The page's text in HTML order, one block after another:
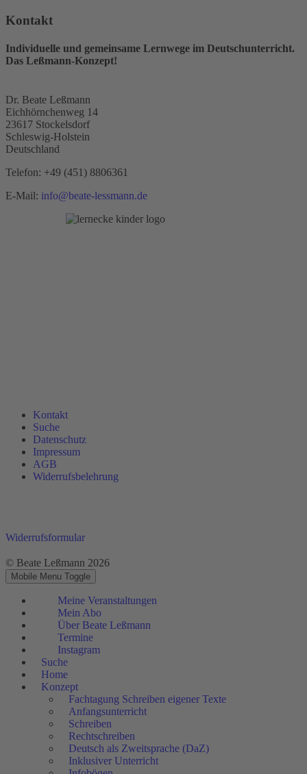
Kontakt
Individuelle und gemeinsame Lernwege im Deutschunterricht.
Das Leßmann-Konzept!
Dr. Beate Leßmann
Eichhörnchenweg 14
23617 Stockelsdorf
Schleswig-Holstein
Deutschland
Telefon: +49 (451) 8806361
E-Mail: info@beate-lessmann.de
Kontakt
Suche
Datenschutz
Impressum
AGB
Widerrufsbelehrung
Widerrufsformular
© Beate Leßmann 2026
Mobile Menu Toggle
Meine Veranstaltungen
Mein Abo
Über Beate Leßmann
Termine
Instagram
Suche
Home
Konzept
Fachtagung Schreiben eigener Texte
Anfangsunterricht
Schreiben
Rechtschreiben
Deutsch als Zweitsprache (DaZ)
Inklusiver Unterricht